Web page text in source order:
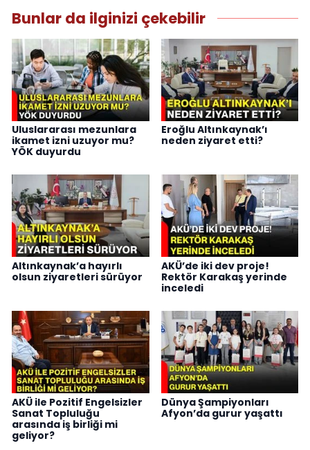
Bunlar da ilginizi çekebilir
Uluslararası mezunlara
ikamet izni uzuyor mu?
YÖK duyurdu
Eroğlu Altınkaynak’ı
neden ziyaret etti?
Altınkaynak’a hayırlı
olsun ziyaretleri sürüyor
AKÜ’de iki dev proje!
Rektör Karakaş yerinde
inceledi
AKÜ ile Pozitif Engelsizler
Sanat Topluluğu
arasında iş birliği mi
geliyor?
Dünya Şampiyonları
Afyon’da gurur yaşattı